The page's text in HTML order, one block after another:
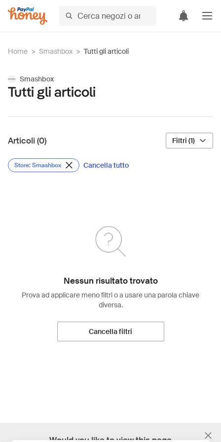
Home > Smashbox > Tutti gli articoli
Smashbox
Tutti gli articoli
Articoli (0) Filtri (1)
Store: Smashbox Cancella tutto
Nessun risultato trovato
Prova ad applicare meno filtri o a usare una parola chiave
diversa.
Cancella filtri